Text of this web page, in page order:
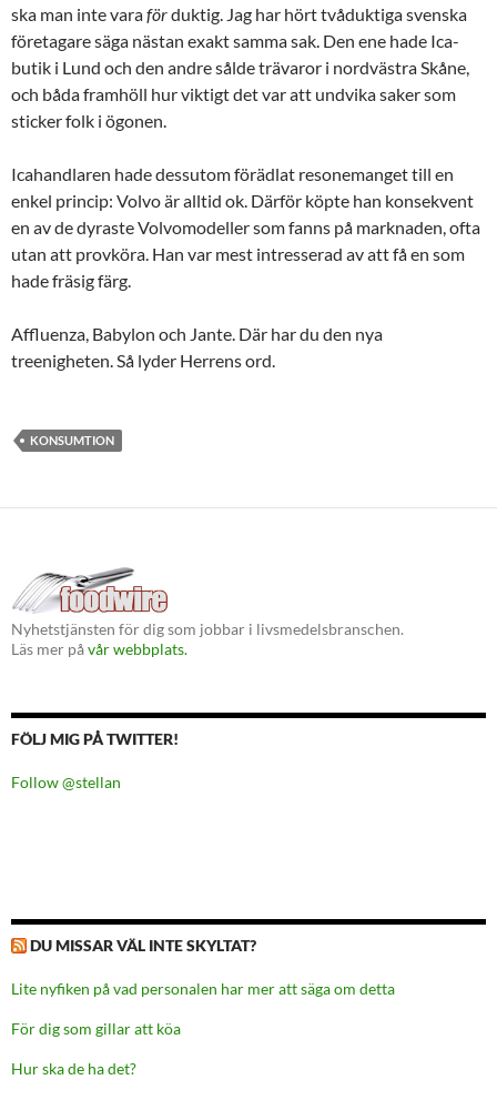
ska man inte varaförduktig. Jag har hört tvåduktiga svenska
företagare säga nästan exakt samma sak. Den ene hade Ica-
butik i Lund och den andre sålde trävaror i nordvästra Skåne,
och båda framhöll hur viktigt det var att undvika saker som
sticker folk i ögonen.
Icahandlaren hade dessutom förädlat resonemanget till en
enkel princip: Volvo är alltid ok. Därför köpte han konsekvent
en av de dyraste Volvomodeller som fanns på marknaden, ofta
utan att provköra. Han var mest intresserad av att få en som
hade fräsig färg.
Affluenza, Babylon och Jante. Där har du den nya
treenigheten. Så lyder Herrens ord.
KONSUMTION
Nyhetstjänsten för dig som jobbar i livsmedelsbranschen.
Läs mer påvår webbplats.
FÖLJ MIG PÅ TWITTER!
Follow @stellan
DU MISSAR VÄL INTE SKYLTAT?
Lite nyfiken på vad personalen har mer att säga om detta
För dig som gillar att köa
Hur ska de ha det?